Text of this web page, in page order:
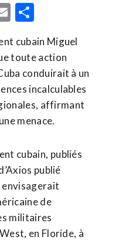
Email
cubain Miguel
toute action
conduirait à un
incalculables
affirmant
menace.
cubain, ⁠publiés
‌publié
envisagerait
de
militaires
en Floride, à